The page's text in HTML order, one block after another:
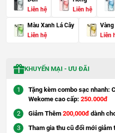
Liên hệ
Liên hệ
Màu Xanh Lá Cây
Liên hệ
Vàng
Liên
KHUYẾN MẠI - ƯU ĐÃI
Tặng kèm combo sạc nhanh:
Wekome cao cấp: 250.000đ
Giảm Thêm 200,000đ dành
Tham gia thu cũ đổi mới giảm